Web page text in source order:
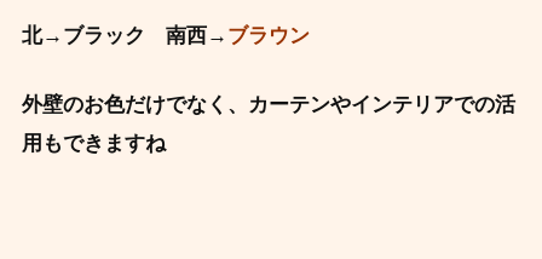
北→ブラック 南西→ ブラウン
外壁のお色だけでなく、カーテンやインテリアでの活
用もできますね